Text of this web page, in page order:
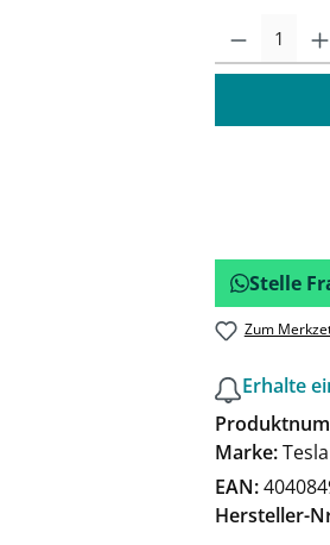
Stelle
Zum
Erhalte
Marke:
EAN:
Hersteller-